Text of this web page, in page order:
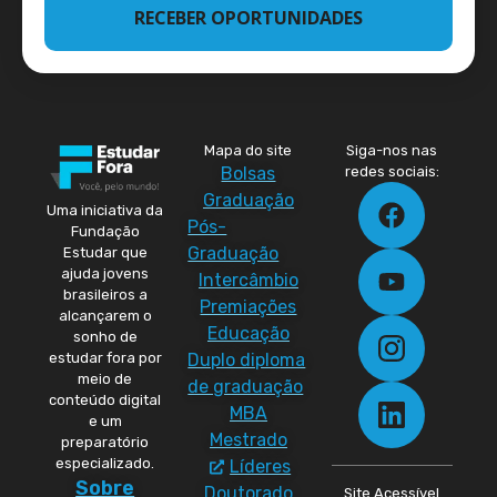
RECEBER OPORTUNIDADES
Uma iniciativa da
Fundação
Estudar que
ajuda jovens
brasileiros a
alcançarem o
sonho de
estudar fora por
meio de
conteúdo digital
e um
preparatório
especializado.
Sobre
Mapa do site
Bolsas
Graduação
Pós-
Graduação
Intercâmbio
Premiações
Educação
Duplo diploma
de graduação
MBA
Mestrado
Líderes
Doutorado
Siga-nos nas
redes sociais:
Site Acessível